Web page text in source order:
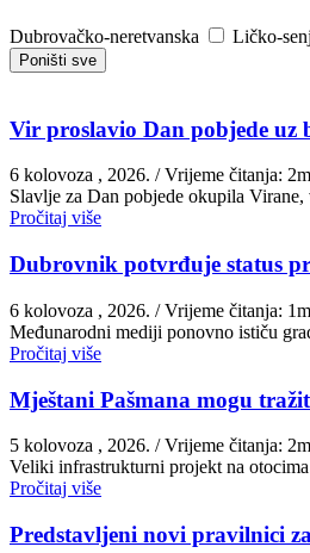
Dubrovačko-neretvanska Ličko-
Poništi sve
Vir proslavio Dan pobjede uz
6 kolovoza , 2026. / Vrijeme čitanja:
Slavlje za Dan pobjede okupila
Pročitaj više
Dubrovnik potvrđuje status
6 kolovoza , 2026. / Vrijeme čitanja:
Međunarodni mediji ponovno ističu
Pročitaj više
Mještani Pašmana mogu
5 kolovoza , 2026. / Vrijeme čitanja:
Veliki infrastrukturni projekt na
Pročitaj više
Predstavljeni novi pravilnici